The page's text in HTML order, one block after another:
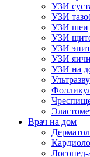
УЗИ
УЗИ
УЗИ шеи
УЗИ
УЗИ
УЗИ
УЗИ на
Врач на дом
Логопед-